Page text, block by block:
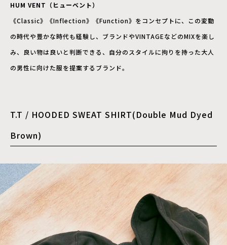
HUM VENT（ヒューベント）
《Classic》《Inflection》《Function》をコンセプトに、この変動
の時代や豊かな時代も経験し、ブランドやVINTAGEなどのMIXを楽し
み、良い物は良いと判断できる、自分のスタイルに拘りを持った大人
の男性に向けた服を提案するブランド。
T.T / HOODED SWEAT SHIRT(Double Mud Dyed
Brown)